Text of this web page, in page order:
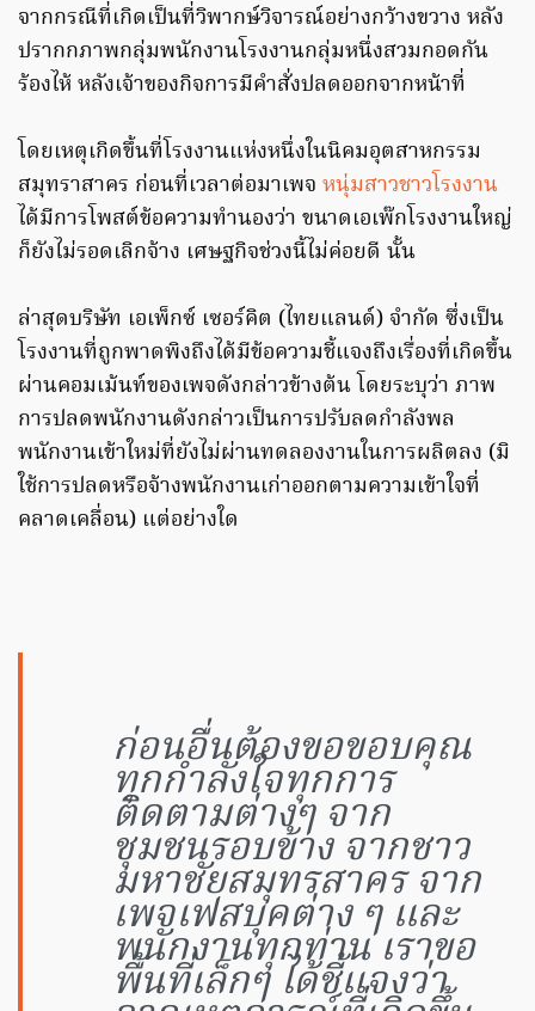
จากกรณีที่เกิดเป็นที่วิพากษ์วิจารณ์อย่างกว้างขวาง หลัง
ปรากกภาพกลุ่มพนักงานโรงงานกลุ่มหนึ่งสวมกอดกัน
ร้องไห้ หลังเจ้าของกิจการมีคำสั่งปลดออกจากหน้าที่
โดยเหตุเกิดขึ้นที่โรงงานแห่งหนึ่งในนิคมอุตสาหกรรม
สมุทราสาคร ก่อนที่เวลาต่อมาเพจ หนุ่มสาวชาวโรงงาน
ได้มีการโพสต์ข้อความทำนองว่า ขนาดเอเพ๊กโรงงานใหญ่
ก็ยังไม่รอดเลิกจ้าง เศษฐกิจช่วงนี้ไม่ค่อยดี นั้น
ล่าสุดบริษัท เอเพ็กซ์ เซอร์คิต (ไทยแลนด์) จำกัด ซึ่งเป็น
โรงงานที่ถูกพาดพิงถึงได้มีข้อความชี้แจงถึงเรื่องที่เกิดขึ้น
ผ่านคอมเม้นท์ของเพจดังกล่าวข้างต้น โดยระบุว่า ภาพ
การปลดพนักงานดังกล่าวเป็นการปรับลดกำลังพล
พนักงานเข้าใหม่ที่ยังไม่ผ่านทดลองงานในการผลิตลง (มิ
ใช้การปลดหรือจ้างพนักงานเก่าออกตามความเข้าใจที่
คลาดเคลื่อน) แต่อย่างใด
ก่อนอื่นต้องขอขอบคุณ
ทุกกำลังใจทุกการ
ติดตามต่างๆ จาก
ชุมชนรอบข้าง จากชาว
มหาชัยสมุทรสาคร จาก
เพจเฟสบุคต่าง ๆ และ
พนักงานทุกท่าน เราขอ
พื้นที่เล็กๆ ได้ชี้แจงว่า